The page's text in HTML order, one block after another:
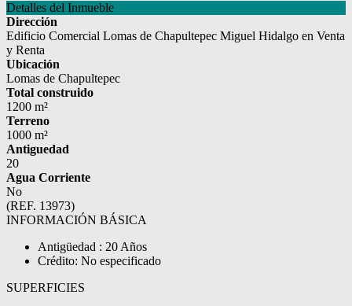
Detalles del Inmueble
Dirección
Edificio Comercial Lomas de Chapultepec Miguel Hidalgo en Venta
y Renta
Ubicación
Lomas de Chapultepec
Total construido
1200 m²
Terreno
1000 m²
Antiguedad
20
Agua Corriente
No
(REF. 13973)
INFORMACIÓN BÁSICA
Antigüedad : 20 Años
Crédito: No especificado
SUPERFICIES